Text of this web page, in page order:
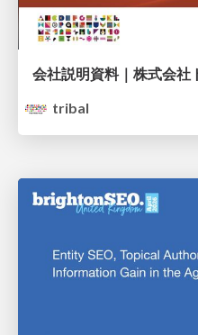
会社説明資料｜株式会社
tribal